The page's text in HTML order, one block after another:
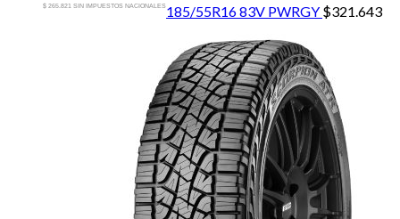
185/55R16 83V PWRGY $321.643
$ 265.821 SIN IMPUESTOS NACIONALES